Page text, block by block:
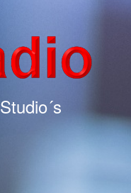
Studio´s